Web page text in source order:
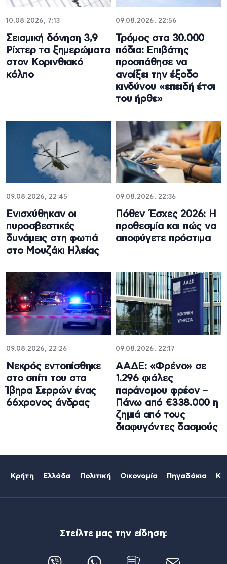
10.08.2026, 7:13
Σεισμική δόνηση 3,9
Ρίχτερ τα ξημερώματα
στον Κορινθιακό
κόλπο
09.08.2026, 22:56
Τρόμος στα 30.000
πόδια: Επιβάτης
προσπάθησε να
ανοίξει την έξοδο
κινδύνου «επειδή έτσι
του ήρθε»
09.08.2026, 22:45
Ενισχύθηκαν οι
πυροσβεστικές
δυνάμεις στη φωτιά
στο Μουζάκι Ηλείας
09.08.2026, 22:36
Πόθεν Έσχες 2026: Η
προθεσμία και πώς να
αποφύγετε πρόστιμα
09.08.2026, 22:26
Νεκρός εντοπίσθηκε
στο σπίτι του στα
Ίβηρα Σερρών ένας
66χρονος άνδρας
09.08.2026, 22:17
ΑΑΔΕ: «Φρένο» σε
1.296 φιάλες
παράνομου φρέον –
Πάνω από €338.000 η
ζημιά από τους
διαφυγόντες δασμούς
Κρήτη Ελλάδα Πολιτική Οικονομία Πηγαδάκια
Στείλτε μας την είδηση: